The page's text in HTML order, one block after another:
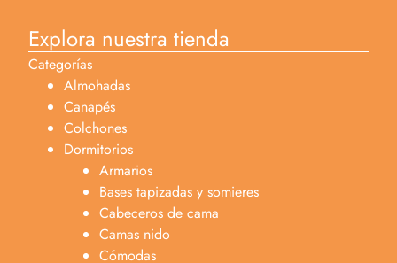
Explora nuestra tienda
Categorías
Almohadas
Canapés
Colchones
Dormitorios
Armarios
Bases tapizadas y somieres
Cabeceros de cama
Camas nido
Cómodas